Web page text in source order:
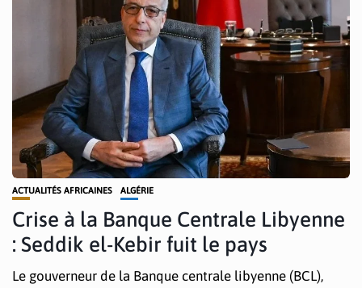
ACTUALITÉS AFRICAINES ALGÉRIE
Crise à la Banque Centrale Libyenne
: Seddik el-Kebir fuit le pays
Le gouverneur de la Banque centrale libyenne (BCL),